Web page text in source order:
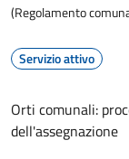
(Regolamento
Servizio attivo
Orti comunali:
dell'assegnazione